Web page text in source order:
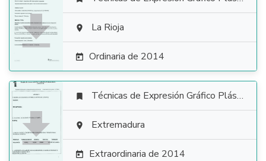
  La Rioja
 Ordinaria de 2014

 Técnicas de Expresión Gráfico Plástica
 Extremadura
 Extraordinaria de 2014